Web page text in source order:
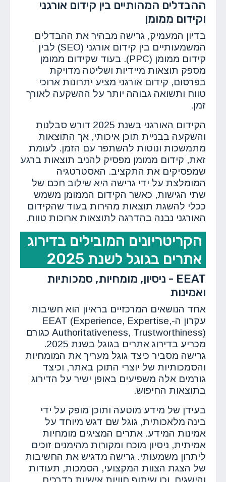
ההבדלים המהותיים בין קידום אורגני
וקידום ממומן
בדיון המעמיק, גרישה מבהיר את ההבדלים
המשמעותיים בין קידום אורגני (SEO) לבין
קידום ממומן (PPC). בעוד שקידום ממומן
מספק תוצאות מיידיות ושליטה מדויקת
בפרסום, קידום אורגני מציע יתרונות ארוכי
טווח ותשואה גבוהה יותר על ההשקעה לאורך
זמן.
הקידום האורגני בשנת 2025 דורש סבלנות
והשקעה בבניית תוכן איכותי, אך התוצאות
מתמשכות ונוטות להשתפר עם הזמן. לעומת
זאת, קידום ממומן מפסיק להניב תוצאות ברגע
שמפסיקים את התקציב. האסטרטגיה
המומלצת על ידי גרישה היא שילוב חכם של
שתי הגישות, כאשר הקידום הממומן משמש
ככלי להשגת תוצאות מהירות בעוד שהקידום
האורגני נבנה בהדרגה לתוצאות ארוכות טווח.
הקריטריונים המובילים בדירוג
אתרים בגוגל לשנת 2025
EEAT - ניסיון, מומחיות, סמכותיות
ואמינות
אחד הנושאים המרכזיים בראיון הוא חשיבות
עקרון ה-EEAT (Experience, Expertise,
Authoritativeness, Trustworthiness) כגורם
מכריע בדירוג אתרים בגוגל בשנת 2025.
גרישה מסביר כיצד גוגל מעריך את המומחיות
והסמכותיות של יוצרי התוכן באתר, וכיצד
גורמים אלה משפיעים באופן ישיר על הדירוג
בתוצאות החיפוש.
בעידן של מידע מוטעה ותוכן מופק על ידי
בינה מלאכותית, גוגל שם דגש מיוחד על
אמינות המידע. אתרים המציגים מומחיות
אמיתית, ניסיון מוכח ומקורות מהימנים זוכים
ליתרון משמעותי. גרישה מדגיש את החשיבות
של הצגת הצוות המקצועי, הסמכות, תעודות
והישגים, וכן שיתוף חוויות אישיות כדרכים